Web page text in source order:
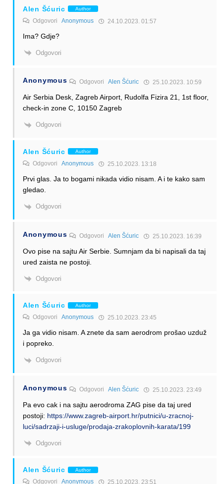
Alen Šćuric Author
Odgovori Anonymous 24.10.2023. 01:57
Ima? Gdje?
Odgovori
Anonymous OdgovoriAlen Šćuric 25.10.2023. 10:59
Air Serbia Desk, Zagreb Airport, Rudolfa Fizira 21, 1st floor,
check-in zone C, 10150 Zagreb
Odgovori
Alen Šćuric Author
Odgovori Anonymous 25.10.2023. 13:18
Prvi glas. Ja to bogami nikada vidio nisam. A i te kako sam
gledao.
Odgovori
Anonymous OdgovoriAlen Šćuric 25.10.2023. 16:39
Ovo pise na sajtu Air Serbie. Sumnjam da bi napisali da taj
ured zaista ne postoji.
Odgovori
Alen Šćuric Author
Odgovori Anonymous 25.10.2023. 23:45
Ja ga vidio nisam. A znete da sam aerodrom prošao uzduž
i popreko.
Odgovori
Anonymous OdgovoriAlen Šćuric 25.10.2023. 23:49
Pa evo cak i na sajtu aerodroma ZAG pise da taj ured
postoji: https://www.zagreb-airport.hr/putnici/u-zracnoj-
luci/sadrzaji-i-usluge/prodaja-zrakoplovnih-karata/199
Odgovori
Alen Šćuric Author
Odgovori Anonymous 25.10.2023. 23:51